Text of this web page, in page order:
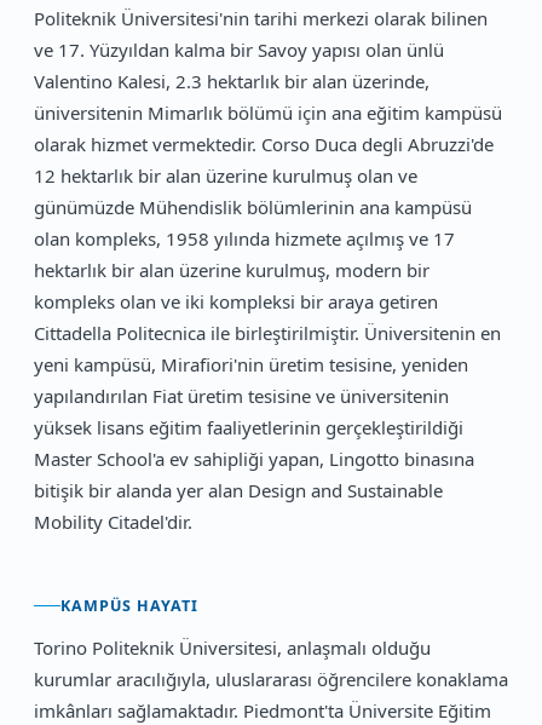
Politeknik Üniversitesi'nin tarihi merkezi olarak bilinen
ve 17. Yüzyıldan kalma bir Savoy yapısı olan ünlü
Valentino Kalesi, 2.3 hektarlık bir alan üzerinde,
üniversitenin Mimarlık bölümü için ana eğitim kampüsü
olarak hizmet vermektedir. Corso Duca degli Abruzzi'de
12 hektarlık bir alan üzerine kurulmuş olan ve
günümüzde Mühendislik bölümlerinin ana kampüsü
olan kompleks, 1958 yılında hizmete açılmış ve 17
hektarlık bir alan üzerine kurulmuş, modern bir
kompleks olan ve iki kompleksi bir araya getiren
Cittadella Politecnica ile birleştirilmiştir. Üniversitenin en
yeni kampüsü, Mirafiori'nin üretim tesisine, yeniden
yapılandırılan Fiat üretim tesisine ve üniversitenin
yüksek lisans eğitim faaliyetlerinin gerçekleştirildiği
Master School'a ev sahipliği yapan, Lingotto binasına
bitişik bir alanda yer alan Design and Sustainable
Mobility Citadel'dir.
KAMPÜS HAYATI
Torino Politeknik Üniversitesi, anlaşmalı olduğu
kurumlar aracılığıyla, uluslararası öğrencilere konaklama
imkânları sağlamaktadır. Piedmont'ta Üniversite Eğitim